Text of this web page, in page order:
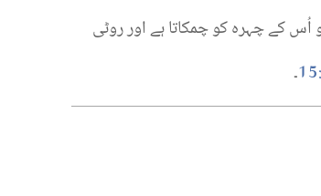
کے چہرہ کو چمکاتا ہے اور روٹی
‏:‏
15‏۔‏